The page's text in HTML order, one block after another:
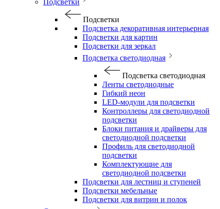
Подсветки
Подсветки
Подсветка декоративная интерьерная
Подсветки для картин
Подсветки для зеркал
Подсветка светодиодная
Подсветка светодиодная
Ленты светодиодные
Гибкий неон
LED-модули для подсветки
Контроллеры для светодиодной
подсветки
Блоки питания и драйверы для
светодиодной подсветки
Профиль для светодиодной
подсветки
Комплектующие для
светодиодной подсветки
Подсветки для лестниц и ступеней
Подсветки мебельные
Подсветки для витрин и полок